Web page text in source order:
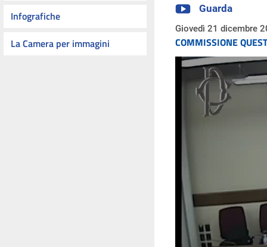
Infografiche
La Camera per immagini
Guarda
Giovedì 21 dicembre
COMMISSIONE